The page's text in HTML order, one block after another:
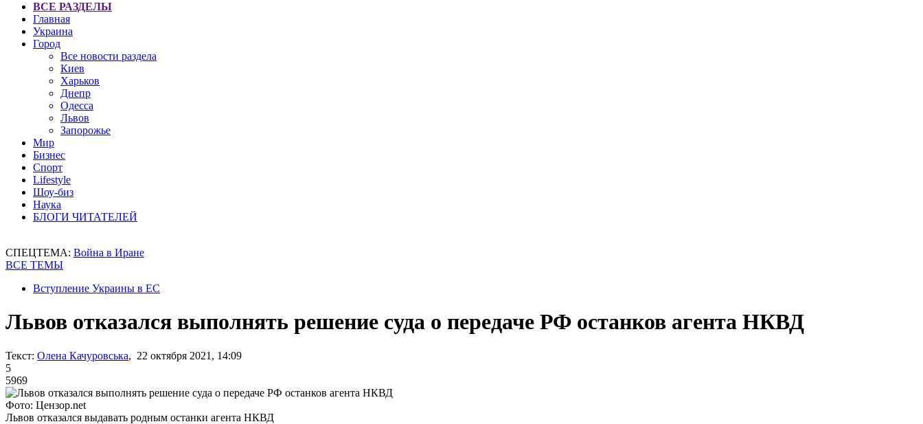
ВСЕ РАЗДЕЛЫ
Главная
Украина
Город
Все новости раздела
Киев
Харьков
Днепр
Одесса
Львов
Запорожье
Мир
Бизнес
Спорт
Lifestyle
Шоу-биз
Наука
БЛОГИ ЧИТАТЕЛЕЙ
СПЕЦТЕМА: Война в Иране
ВСЕ ТЕМЫ
Вступление Украины в ЕС
Львов отказался выполнять решение суда о передаче РФ останков агента НКВД
Текст: Олена Качуровська, 22 октября 2021, 14:09
5
5969
Фото: Цензор.net
Львов отказался выдавать родным останки агента НКВД